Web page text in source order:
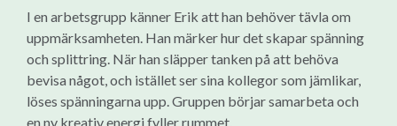
I en arbetsgrupp känner Erik att han behöver tävla om
uppmärksamheten. Han märker hur det skapar spänning
och splittring. När han släpper tanken på att behöva
bevisa något, och istället ser sina kollegor som jämlikar,
löses spänningarna upp. Gruppen börjar samarbeta och
en ny kreativ energi fyller rummet.